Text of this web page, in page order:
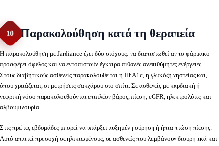
10 Παρακολούθηση κατά τη θεραπεία
Η παρακολούθηση με Jardiance έχει δύο στόχους: να διαπιστωθεί αν το φάρμακο
προσφέρει όφελος και να εντοπιστούν έγκαιρα πιθανές ανεπιθύμητες ενέργειες.
Στους διαβητικούς ασθενείς παρακολουθείται η HbA1c, η γλυκόζη νηστείας και,
όπου χρειάζεται, οι μετρήσεις σακχάρου στο σπίτι. Σε ασθενείς με καρδιακή ή
νεφρική νόσο παρακολουθούνται επιπλέον βάρος, πίεση, eGFR, ηλεκτρολύτες και
αλβουμινουρία.
Στις πρώτες εβδομάδες μπορεί να υπάρξει αυξημένη ούρηση ή ήπια πτώση πίεσης.
Αυτό απαιτεί προσοχή σε ηλικιωμένους, σε ασθενείς που λαμβάνουν διουρητικά και